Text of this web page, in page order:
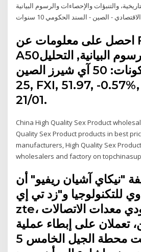
والتنبؤات والإحصاءات والرسوم البيانية
احصل على معلومات عن FTSE China
A50بما في ذلك الرسوم البيانية, التحليل
الفني, عدد المكونات: 50 آي شيرز الصين
25, FXI, 51.97, -0.57%, 11.29M,
21/01.
China High Quality Sex Product
Quality Sex Product products in best
manufacturers, High Quality Sex
wholesalers and factory on
"نيكاي آشيان ريفيو" أن
للتكنولوجيا و"زد تي إي"
zte، وهما أكبر مزودي معدات الاتصالات
تعملان على إبطاء عملية
تثبيت محطة الجيل الخامس 5g الأساسية